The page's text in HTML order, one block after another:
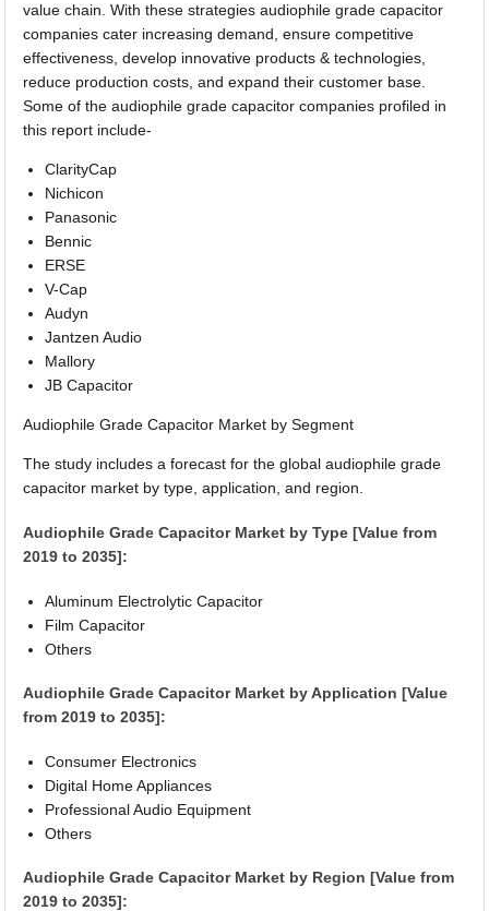
value chain. With these strategies audiophile grade capacitor
companies cater increasing demand, ensure competitive
effectiveness, develop innovative products & technologies,
reduce production costs, and expand their customer base.
Some of the audiophile grade capacitor companies profiled in
this report include-
ClarityCap
Nichicon
Panasonic
Bennic
ERSE
V-Cap
Audyn
Jantzen Audio
Mallory
JB Capacitor
Audiophile Grade Capacitor Market by Segment
The study includes a forecast for the global audiophile grade
capacitor market by type, application, and region.
Audiophile Grade Capacitor Market by Type [Value from
2019 to 2035]:
Aluminum Electrolytic Capacitor
Film Capacitor
Others
Audiophile Grade Capacitor Market by Application [Value
from 2019 to 2035]:
Consumer Electronics
Digital Home Appliances
Professional Audio Equipment
Others
Audiophile Grade Capacitor Market by Region [Value from
2019 to 2035]: